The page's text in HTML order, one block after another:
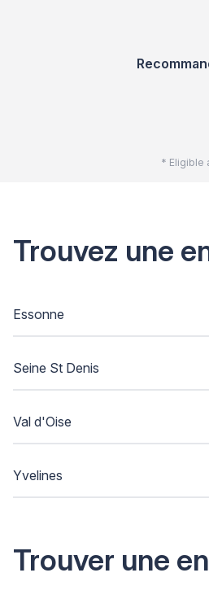
* Eligible
Trouvez une
Essonne
Seine St Denis
Val d'Oise
Yvelines
Trouver une